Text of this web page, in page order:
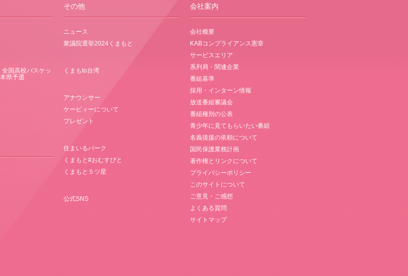
国高校バスケッ
県予選
その他
ニュース
衆議院選挙2024くまもと
くまもto台湾
アナウンサー
ケービィーについて
プレゼント
住まいるパーク
くまもと#おむすびと
くまもと５ツ星
公式SNS
会社案内
会社概要
KABコンプライアンス憲章
サービスエリア
系列局・関連企業
番組基準
採用・インターン情報
放送番組審議会
番組種別の公表
青少年に見てもらいたい番組
名義後援の依頼について
国民保護業務計画
著作権とリンクについて
プライバシーポリシー
このサイトについて
ご意見・ご感想
よくある質問
サイトマップ